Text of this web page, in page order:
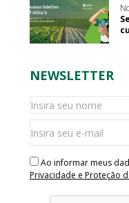
NEWSLETTER
Ao informar meus
Privacidade e Proteção